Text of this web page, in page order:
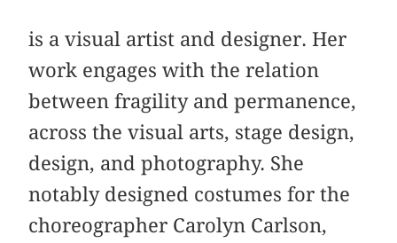
is a visual artist and designer. Her
work engages with the relation
between fragility and permanence,
across the visual arts, stage design,
design, and photography. She
notably designed costumes for the
choreographer Carolyn Carlson,